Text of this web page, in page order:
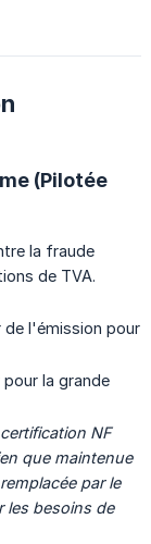
(Pilotée
la fraude
de TVA.
de l'émission pour
pour la grande
NF
que maintenue
par le
les besoins de